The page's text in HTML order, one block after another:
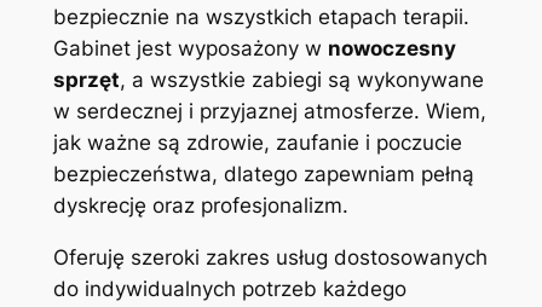
bezpiecznie na wszystkich etapach terapii.
Gabinet jest wyposażony w nowoczesny
sprzęt, a wszystkie zabiegi są wykonywane
w serdecznej i przyjaznej atmosferze. Wiem,
jak ważne są zdrowie, zaufanie i poczucie
bezpieczeństwa, dlatego zapewniam pełną
dyskrecję oraz profesjonalizm.
Oferuję szeroki zakres usług dostosowanych
do indywidualnych potrzeb każdego